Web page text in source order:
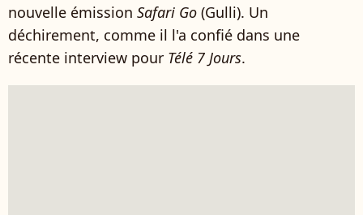
nouvelle émission Safari Go (Gulli). Un
déchirement, comme il l'a confié dans une
récente interview pour Télé 7 Jours.